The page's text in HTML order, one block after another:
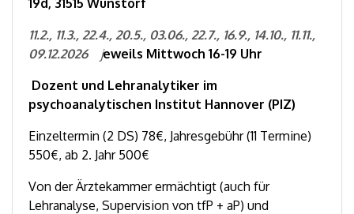
19d, 31515 Wunstorf
11.2., 11.3., 22.4., 20.5., 03.06., 22.7., 16.9., 14.10., 11.11.,
09.12.2026
jeweils Mittwoch 16-19 Uhr
Dozent und Lehranalytiker im
psychoanalytischen Institut Hannover (PIZ)
Einzeltermin (2 DS) 78€, Jahresgebühr (11 Termine)
550€, ab 2. Jahr 500€
Von der Ärztekammer ermächtigt (auch für
Lehranalyse, Supervision von tfP + aP) und